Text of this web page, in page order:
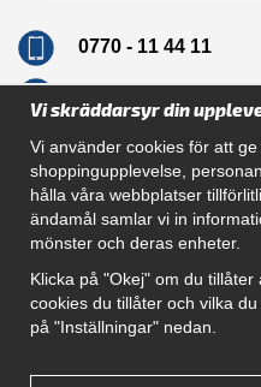
0770 - 11 44 11
Navigation
Hur beställer jag
Gör Det Själv Paket
Montera dragkrok
SUPPORT
Villkor
Vi skräddarsyr din
Vi använder cookies för att
shoppingupplevelse,
hålla våra webbplatser
ändamål samlar vi in
mönster och deras enheter.
Klicka på "Okej" om du
cookies du tillåter och vilka
på "Inställningar" nedan.